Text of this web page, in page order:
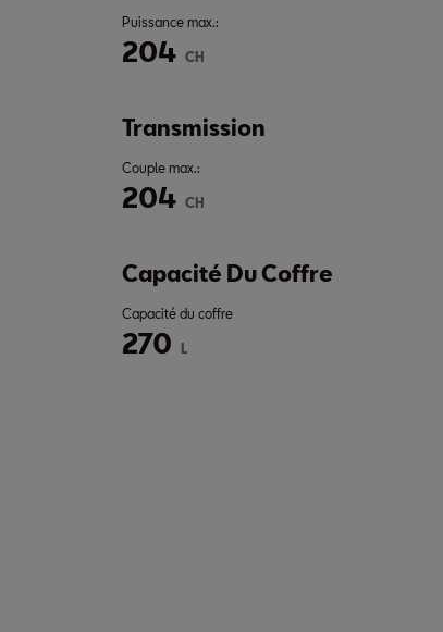
Puissance max.:
204 CH
Transmission
Couple max.:
204 CH
Capacité Du Coffre
Capacité du coffre
270 L